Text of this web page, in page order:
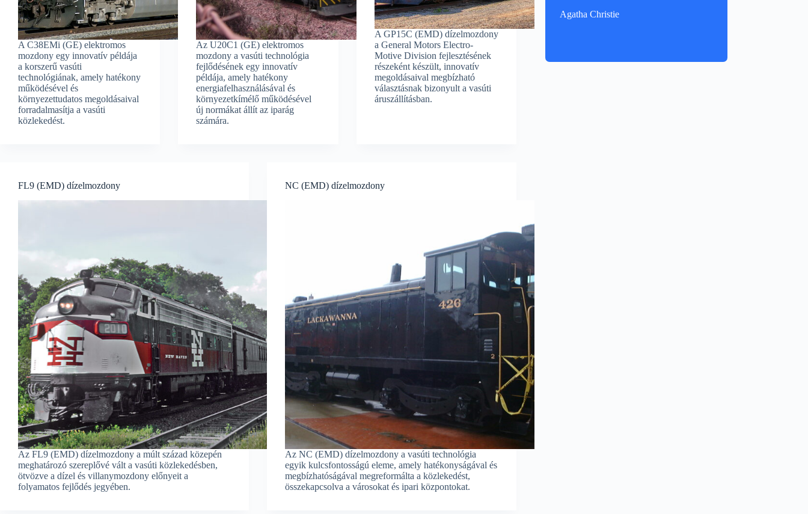
A C38EMi (GE) elektromos
mozdony egy innovatív példája
a korszerű vasúti
technológiának, amely hatékony
működésével és
környezettudatos megoldásaival
forradalmasítja a vasúti
közlekedést.
Az U20C1 (GE) elektromos
mozdony a vasúti technológia
fejlődésének egy innovatív
példája, amely hatékony
energiafelhasználásával és
környezetkímélő működésével
új normákat állít az iparág
számára.
A GP15C (EMD) dízelmozdony
a General Motors Electro-
Motive Division fejlesztésének
részeként készült, innovatív
megoldásaival megbízható
választásnak bizonyult a vasúti
áruszállításban.
FL9 (EMD) dízelmozdony
Az FL9 (EMD) dízelmozdony a múlt század közepén
meghatározó szereplővé vált a vasúti közlekedésben,
ötvözve a dízel és villanymozdony előnyeit a
folyamatos fejlődés jegyében.
NC (EMD) dízelmozdony
Az NC (EMD) dízelmozdony a vasúti technológia
egyik kulcsfontosságú eleme, amely hatékonyságával és
megbízhatóságával megreformálta a közlekedést,
összekapcsolva a városokat és ipari központokat.
Agatha Christie